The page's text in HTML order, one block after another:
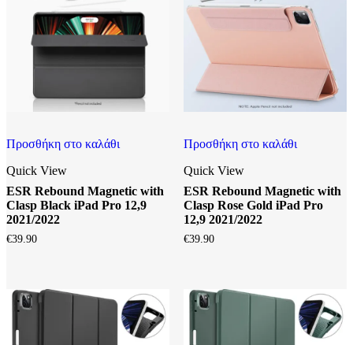
Προσθήκη στο καλάθι
Quick View
ESR Rebound Magnetic with
Clasp Black iPad Pro 12,9
2021/2022
€39.90
Προσθήκη στο καλάθι
Quick View
ESR Rebound Magnetic with
Clasp Rose Gold iPad Pro
12,9 2021/2022
€39.90